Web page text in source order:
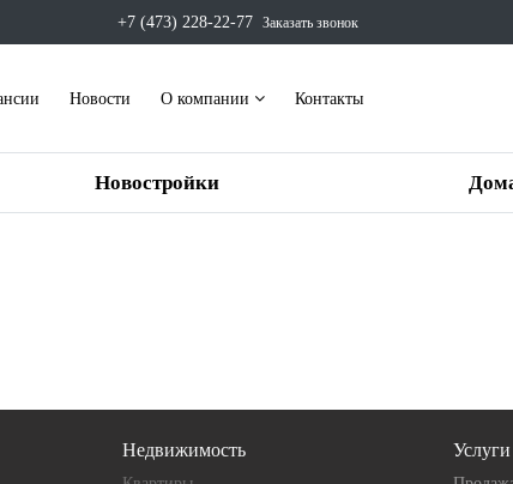
+7 (473) 228-22-77 Заказать звонок
Новости О компании Контакты
Новостройки
Недвижимость Услуги